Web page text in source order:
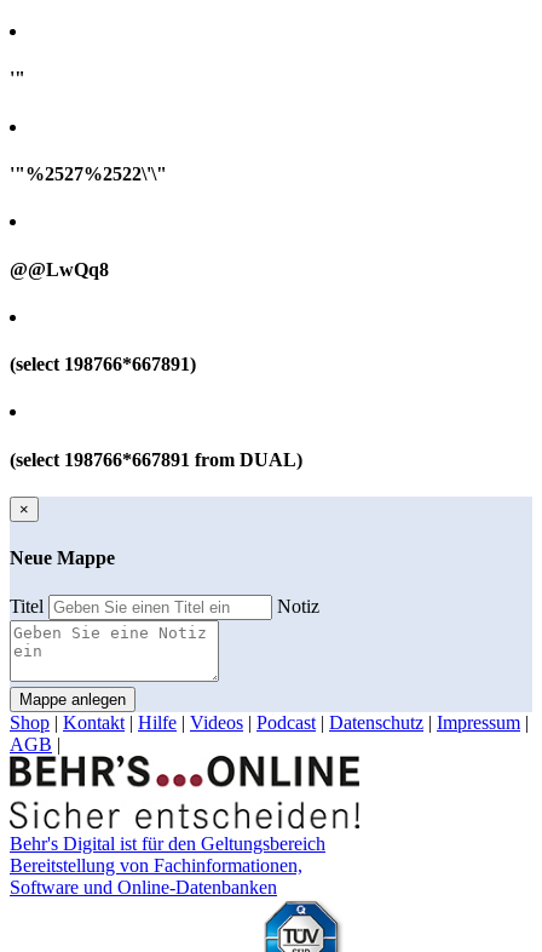
'"
'"%2527%2522\'\"
@@LwQq8
(select 198766*667891)
(select 198766*667891 from DUAL)
×
Neue Mappe
Titel Notiz
Mappe anlegen
Shop | Kontakt | Hilfe | Videos | Podcast | Datenschutz | Impressum |
AGB |
Behr's Digital ist für den Geltungsbereich
Bereitstellung von Fachinformationen,
Software und Online-Datenbanken